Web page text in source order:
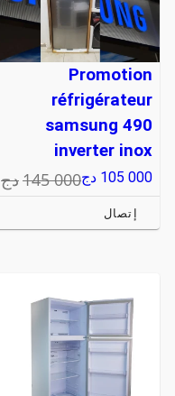
Promotion
réfrigérateur
samsung 490
inverter inox
105 000 دج145 000دج
إتصال